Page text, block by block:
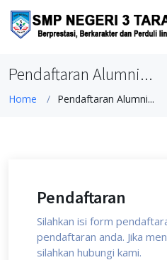
Pendaftaran Alumni...
Home Pendaftaran Alumni...
Pendaftaran
Silahkan isi form
pendaftaran anda. Jika
silahkan hubungi kami.